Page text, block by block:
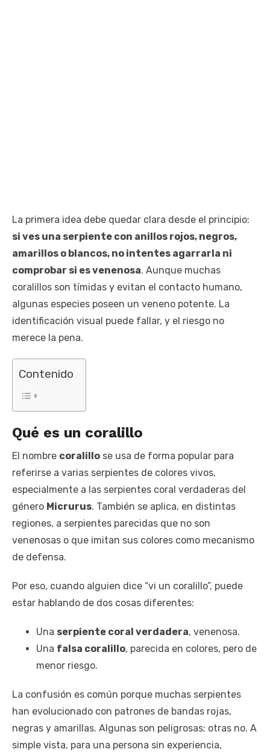
La primera idea debe quedar clara desde el principio:
si ves una serpiente con anillos rojos, negros,
amarillos o blancos, no intentes agarrarla ni
comprobar si es venenosa. Aunque muchas
coralillos son tímidas y evitan el contacto humano,
algunas especies poseen un veneno potente. La
identificación visual puede fallar, y el riesgo no
merece la pena.
Contenido
Qué es un coralillo
El nombre coralillo se usa de forma popular para
referirse a varias serpientes de colores vivos,
especialmente a las serpientes coral verdaderas del
género Micrurus. También se aplica, en distintas
regiones, a serpientes parecidas que no son
venenosas o que imitan sus colores como mecanismo
de defensa.
Por eso, cuando alguien dice “vi un coralillo”, puede
estar hablando de dos cosas diferentes:
Una serpiente coral verdadera, venenosa.
Una falsa coralillo, parecida en colores, pero de
menor riesgo.
La confusión es común porque muchas serpientes
han evolucionado con patrones de bandas rojas,
negras y amarillas. Algunas son peligrosas; otras no. A
simple vista, para una persona sin experiencia,